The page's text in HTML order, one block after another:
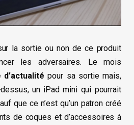
la sortie ou non de ce produit
les adversaires. Le mois
pour sa sortie mais,
un iPad mini qui pourrait
que ce n’est qu’un patron créé
de coques et d’accessoires à